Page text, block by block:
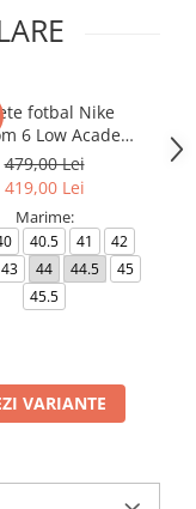
fotbal Nike
6 Low Academy
TF NU3
479,00 Lei
419,00 Lei
Marime:
40.5 41
42
43 44 44.5
45
45.5
VARIANTE